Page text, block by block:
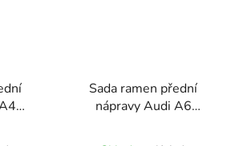
Sada ramen přední
nápravy Audi A6